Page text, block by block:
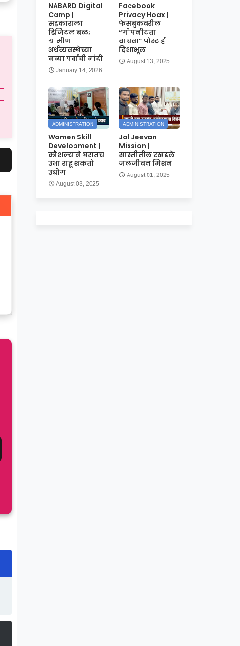
NABARD Digital
Camp |
सहकाराला
डिजिटल बळ;
ग्रामीण
अर्थव्यवस्थेच्या
नव्या पर्वाची नांदी
January 14, 2026
Facebook
Privacy Hoax |
फेसबुकवरील
“गोपनीयता
वाचवा” पोस्ट ही
दिशाभूल
August 13, 2025
ADMINISTRATION
Women Skill
Development |
कौशल्याने घरातच
उभा राहू शकतो
उद्योग
August 03, 2025
ADMINISTRATION
Jal Jeevan
Mission |
सास्तीतील रखडले
जलजीवन मिशन
August 01, 2025